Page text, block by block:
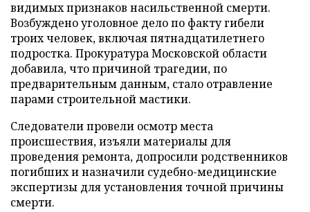
видимых признаков насильственной смерти.
Возбуждено уголовное дело по факту гибели
троих человек, включая пятнадцатилетнего
подростка. Прокуратура Московской области
добавила, что причиной трагедии, по
предварительным данным, стало отравление
парами строительной мастики.
Следователи провели осмотр места
происшествия, изъяли материалы для
проведения ремонта, допросили родственников
погибших и назначили судебно-медицинские
экспертизы для установления точной причины
смерти.